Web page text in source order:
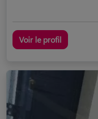
Voir le profil